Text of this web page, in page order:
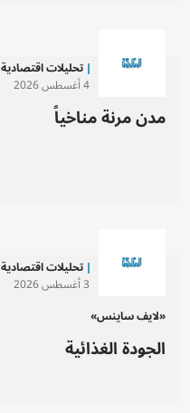
تحليلات اقتصادية
4 أغسطس 2026
مدن مرنة مناخياً
تحليلات اقتصادية
3 أغسطس 2026
«لايف ساينس»
الجودة الغذائية